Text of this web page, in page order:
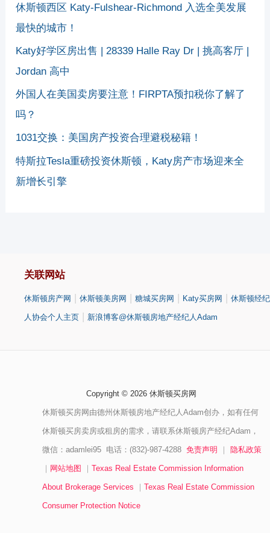
休斯顿西区 Katy-Fulshear-Richmond 入选全美发展
最快的城市！
Katy好学区房出售 | 28339 Halle Ray Dr | 挑高客厅 |
Jordan 高中
外国人在美国卖房要注意！FIRPTA预扣税你了解了
吗？
1031交换：美国房产投资合理避税秘籍！
特斯拉Tesla重磅投资休斯顿，Katy房产市场迎来全
新增长引擎
关联网站
休斯顿房产网 休斯顿美房网 糖城买房网 Katy买房网 休斯顿经纪
人协会个人主页 新浪博客@休斯顿房地产经纪人Adam
Copyright © 2026 休斯顿买房网
休斯顿买房网由德州休斯顿房地产经纪人Adam创办，如有任何
休斯顿买房卖房或租房的需求，请联系休斯顿房产经纪Adam，
微信：adamlei95 电话：(832)-987-4288 免责声明 隐私政策
网站地图 Texas Real Estate Commission Information
About Brokerage Services Texas Real Estate Commission
Consumer Protection Notice